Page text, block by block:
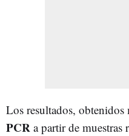
Los resultados, obtenidos
PCR a partir de muestras